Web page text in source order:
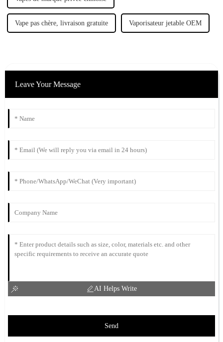
Vape pas chère, livraison gratuite Vaporisateur jetable OEM
Leave Your Message
AI Helps Write
Send